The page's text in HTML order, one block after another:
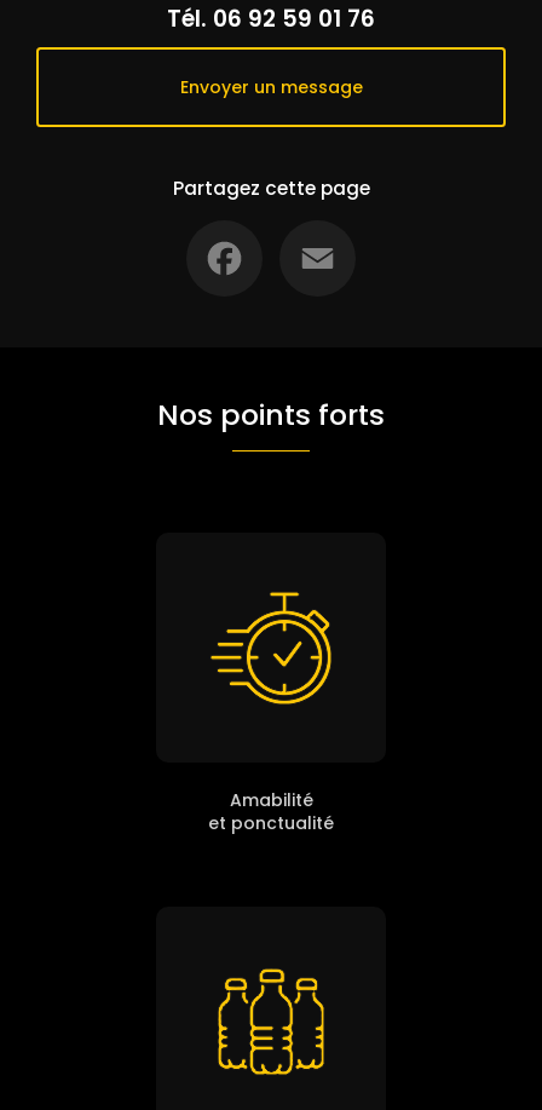
Tél. 06 92 59 01 76
Envoyer un message
Partagez cette page
Nos points forts
Amabilité
et ponctualité